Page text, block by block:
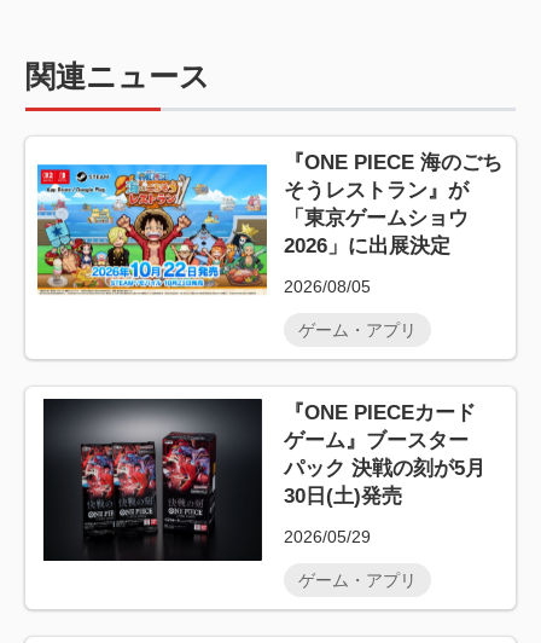
関連ニュース
『ONE PIECE 海のごち
そうレストラン』が
「東京ゲームショウ
2026」に出展決定
2026/08/05
ゲーム・アプリ
『ONE PIECEカード
ゲーム』ブースター
パック 決戦の刻が5月
30日(土)発売
2026/05/29
ゲーム・アプリ